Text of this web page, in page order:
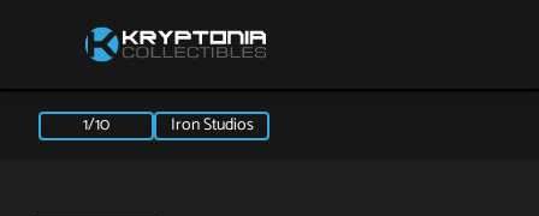
1/10 Iron Studios